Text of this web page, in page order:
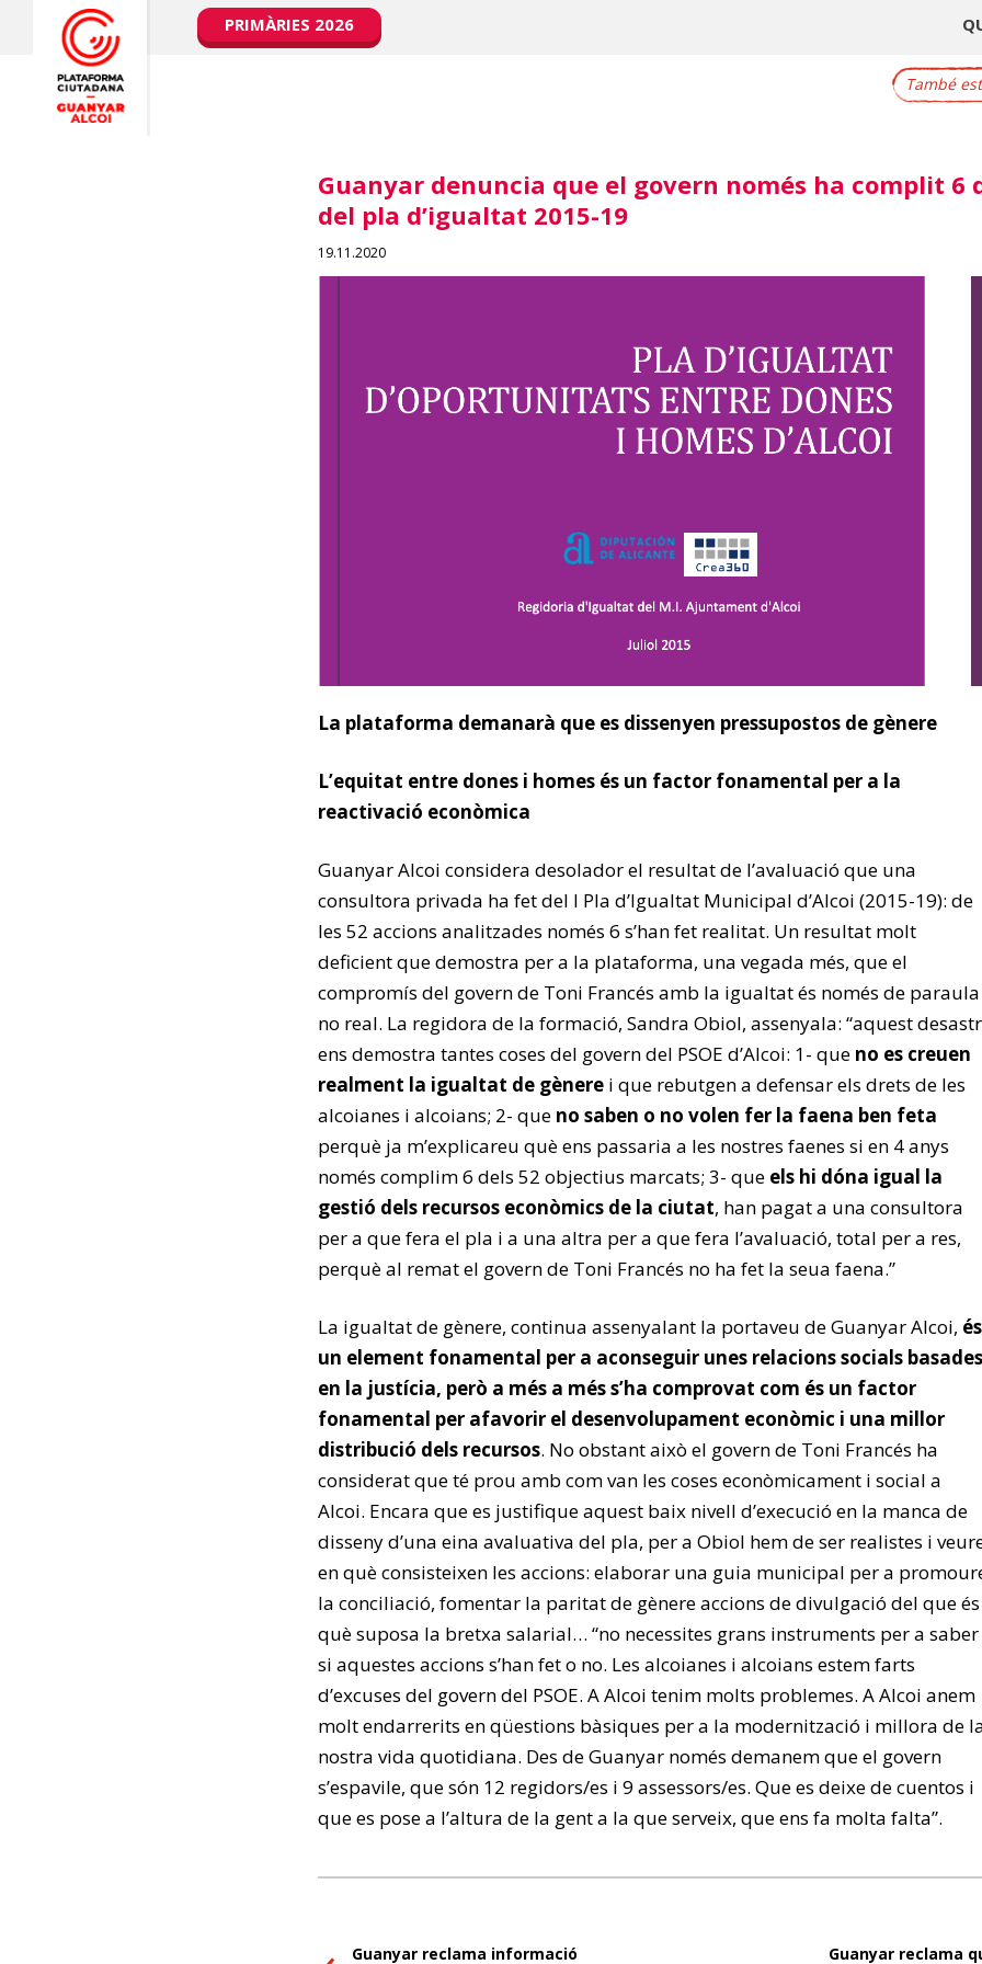
PRIMÀRIES 2026
També
Guanyar denuncia que el govern només ha complit 6
del pla d’igualtat 2015-19
19.11.2020
La plataforma demanarà que es dissenyen pressupostos de gènere
L’equitat entre dones i homes és un factor fonamental per a la
reactivació econòmica
Guanyar Alcoi considera desolador el resultat de l’avaluació que una
consultora privada ha fet del I Pla d’Igualtat Municipal d’Alcoi (2015-19): de
les 52 accions analitzades només 6 s’han fet realitat. Un resultat molt
deficient que demostra per a la plataforma, una vegada més, que el
compromís del govern de Toni Francés amb la igualtat és només de paraula
no real. La regidora de la formació, Sandra Obiol, assenyala: “aquest
ens demostra tantes coses del govern del PSOE d’Alcoi: 1- que no es creuen
realment la igualtat de gènere i que rebutgen a defensar els drets de les
alcoianes i alcoians; 2- que no saben o no volen fer la faena ben feta
perquè ja m’explicareu què ens passaria a les nostres faenes si en 4 anys
només complim 6 dels 52 objectius marcats; 3- que els hi dóna igual la
gestió dels recursos econòmics de la ciutat, han pagat a una consultora
per a que fera el pla i a una altra per a que fera l’avaluació, total per a res,
perquè al remat el govern de Toni Francés no ha fet la seua faena.”
La igualtat de gènere, continua assenyalant la portaveu de Guanyar Alcoi, és
un element fonamental per a aconseguir unes relacions socials basades
en la justícia, però a més a més s’ha comprovat com és un factor
fonamental per afavorir el desenvolupament econòmic i una millor
distribució dels recursos. No obstant això el govern de Toni Francés ha
considerat que té prou amb com van les coses econòmicament i social a
Alcoi. Encara que es justifique aquest baix nivell d’execució en la manca de
disseny d’una eina avaluativa del pla, per a Obiol hem de ser realistes i
en què consisteixen les accions: elaborar una guia municipal per a
la conciliació, fomentar la paritat de gènere accions de divulgació del que
què suposa la bretxa salarial… “no necessites grans instruments per a saber
si aquestes accions s’han fet o no. Les alcoianes i alcoians estem farts
d’excuses del govern del PSOE. A Alcoi tenim molts problemes. A Alcoi anem
molt endarrerits en qüestions bàsiques per a la modernització i millora de
nostra vida quotidiana. Des de Guanyar només demanem que el govern
s’espavile, que són 12 regidors/es i 9 assessors/es. Que es deixe de cuentos i
que es pose a l’altura de la gent a la que serveix, que ens fa molta falta”.
Guanyar reclama
Guanyar reclama informació